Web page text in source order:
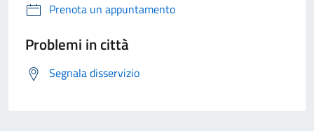
Prenota un appuntamento
Problemi in città
Segnala disservizio